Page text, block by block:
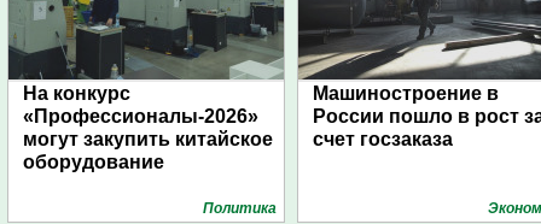
На конкурс
«Профессионалы-2026»
могут закупить китайское
оборудование
Политика
Машиностроение в
России пошло в рост
счет госзаказа